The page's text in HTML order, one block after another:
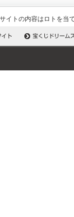
イトの内容はロトを